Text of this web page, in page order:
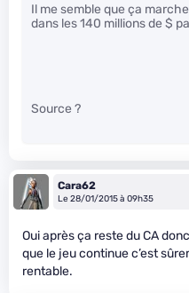
Il me semble que ça
dans les 140 millions de $
Source ?
Cara62
Le 28/01/2015 à 09h35
Oui après ça reste du CA
que le jeu continue c’est
rentable.